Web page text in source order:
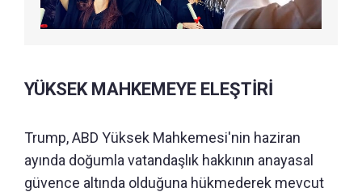
YÜKSEK MAHKEMEYE ELEŞTİRİ
Trump, ABD Yüksek Mahkemesi'nin haziran
ayında doğumla vatandaşlık hakkının anayasal
güvence altında olduğuna hükmederek mevcut